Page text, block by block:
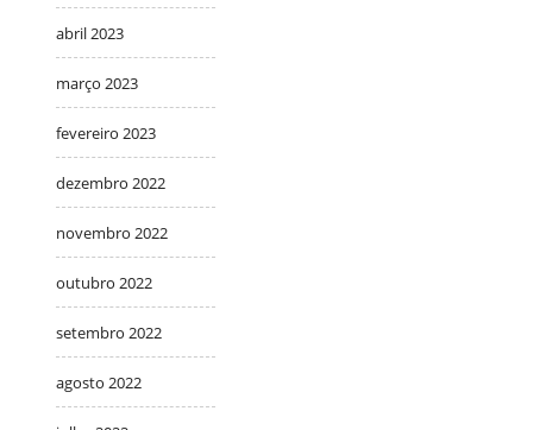
abril 2023
março 2023
fevereiro 2023
dezembro 2022
novembro 2022
outubro 2022
setembro 2022
agosto 2022